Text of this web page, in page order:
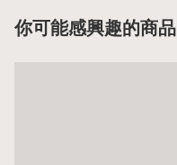
你可能感興趣的商品